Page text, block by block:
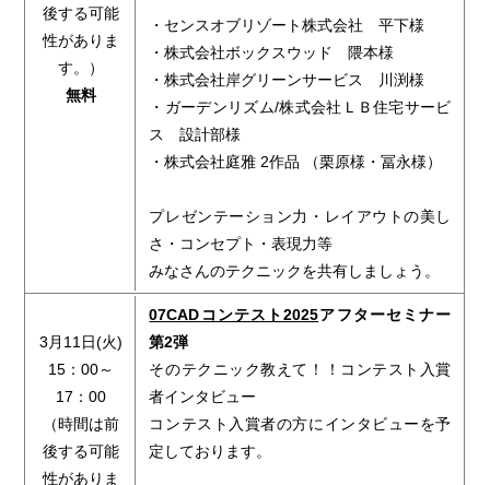
後する可能
性がありま
す。）
無料
・センスオブリゾート株式会社 平下様
・株式会社ボックスウッド 隈本様
・株式会社岸グリーンサービス 川渕様
・ガーデンリズム/株式会社ＬＢ住宅サービ
ス 設計部様
・株式会社庭雅 2作品 （栗原様・冨永様）
プレゼンテーション力・レイアウトの美し
さ・コンセプト・表現力等
みなさんのテクニックを共有しましょう。
3月11日(火)
15：00～
17：00
（時間は前
後する可能
性がありま
07CADコンテスト2025アフターセミナー
第2弾
そのテクニック教えて！！コンテスト入賞
者インタビュー
コンテスト入賞者の方にインタビューを予
定しております。